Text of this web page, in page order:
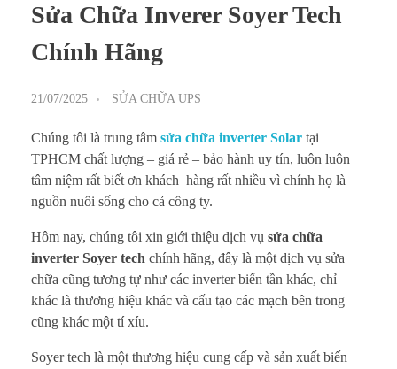
Sửa Chữa Inverer Soyer Tech
Chính Hãng
21/07/2025 SỬA CHỮA UPS
Chúng tôi là trung tâm sửa chữa inverter Solar tại
TPHCM chất lượng – giá rẻ – bảo hành uy tín, luôn luôn
tâm niệm rất biết ơn khách hàng rất nhiều vì chính họ là
nguồn nuôi sống cho cả công ty.
Hôm nay, chúng tôi xin giới thiệu dịch vụ sửa chữa
inverter Soyer tech chính hãng, đây là một dịch vụ sửa
chữa cũng tương tự như các inverter biến tần khác, chỉ
khác là thương hiệu khác và cấu tạo các mạch bên trong
cũng khác một tí xíu.
Soyer tech là một thương hiệu cung cấp và sản xuất biến